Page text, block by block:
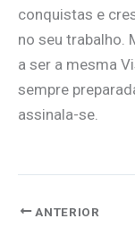
conquistas e
no seu trabalho.
a ser a mesma
sempre
assinala-se.
ANTERIOR